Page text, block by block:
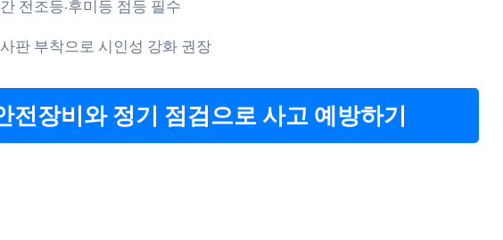
전조등·후미등 점등 필수
판 부착으로 시인성 강화 권장
전장비와 정기 점검으로 사고 예방하기